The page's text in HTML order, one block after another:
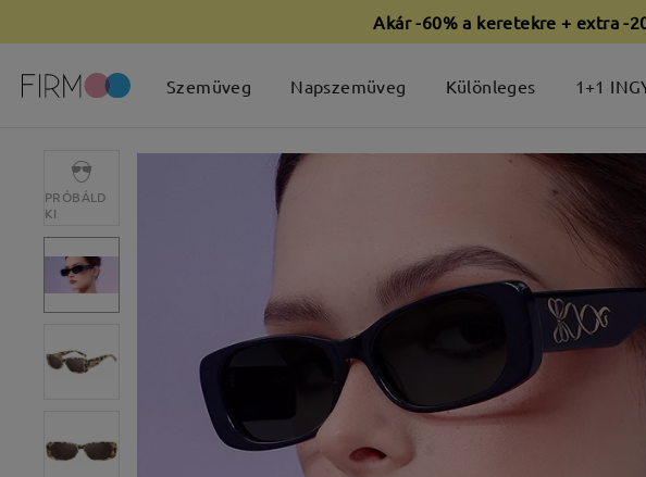
Akár -60% a keretekre + extra -
Szemüveg Napszemüveg Különleges 1+1
PRÓBÁLD
KI